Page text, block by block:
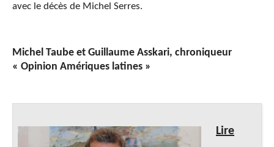
avec le décès de Michel Serres.
Michel Taube et Guillaume Asskari, chroniqueur
« Opinion Amériques latines »
Lire